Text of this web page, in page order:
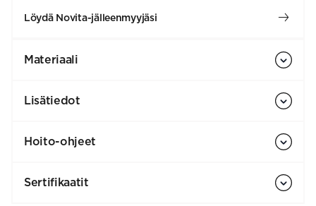
Löydä Novita-jälleenmyyjäsi
Materiaali
Lisätiedot
Hoito-ohjeet
Sertifikaatit